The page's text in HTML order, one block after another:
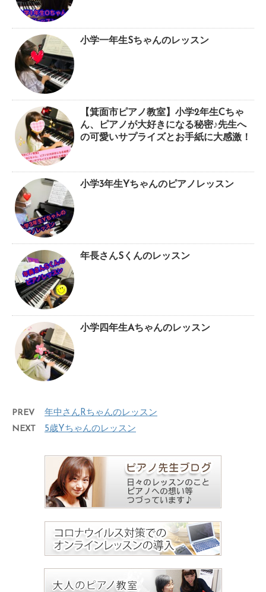
小学一年生Sちゃんのレッスン
【箕面市ピアノ教室】小学2年生Cちゃ
ん、ピアノが大好きになる秘密♪先生へ
の可愛いサプライズとお手紙に大感激！
小学3年生Yちゃんのピアノレッスン
年長さんSくんのレッスン
小学四年生Aちゃんのレッスン
PREV
年中さんRちゃんのレッスン
NEXT
5歳Yちゃんのレッスン